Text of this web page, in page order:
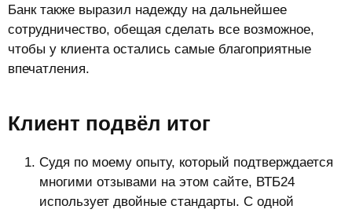
Банк также выразил надежду на дальнейшее
сотрудничество, обещая сделать все возможное,
чтобы у клиента остались самые благоприятные
впечатления.
Клиент подвёл итог​
Судя по моему опыту, который подтверждается
многими отзывами на этом сайте, ВТБ24
использует двойные стандарты. С одной